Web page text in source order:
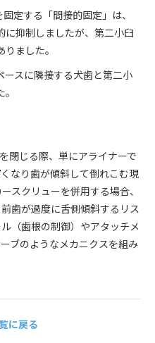
定する「間接的固定」は、
抑制しましたが、第二小臼
ました。
スに隣接する犬歯と第二小
閉じる際、単にアライナーで
なり歯が傾斜して倒れこむ現
スクリューを併用する場合、
歯が過度に舌側傾斜するリス
（歯根の制御）やアタッチメ
ブのようなメカニクスを組み
に戻る